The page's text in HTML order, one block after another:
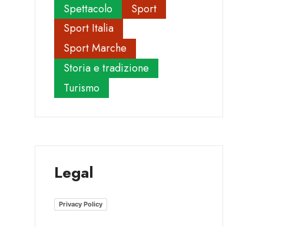
Spettacolo
Sport
Sport Italia
Sport Marche
Storia e tradizione
Turismo
Legal
Privacy Policy